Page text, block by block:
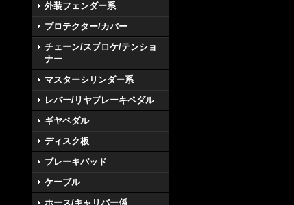
外装フェンダー系
プロテクター/カバー
チェーン/スプロケ/テンショ
ナー
マスターシリンダー系
レバー/リヤブレーキペダル
ギヤペダル
ディスク板
ブレーキパッド
ケーブル
ホース/キャリパー係